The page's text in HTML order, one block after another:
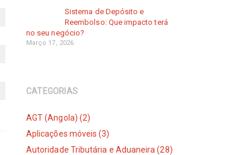
Sistema de Depósito e
Reembolso: Que impacto terá
no seu negócio?
Março 17, 2026
CATEGORIAS
AGT (Angola) (2)
Aplicações móveis (3)
Autoridade Tributária e Aduaneira (28)